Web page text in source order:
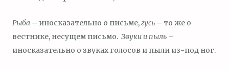
Рыба – иносказательно о письме,гусь – то же о
вестнике, несущем письмо. Звуки и пыль –
иносказательно о звуках голосов и пыли из-под ног.